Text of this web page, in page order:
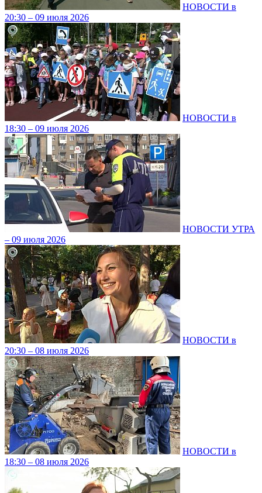
НОВОСТИ в
20:30 – 09 июля 2026
НОВОСТИ в
18:30 – 09 июля 2026
НОВОСТИ УТРА
– 09 июля 2026
НОВОСТИ в
20:30 – 08 июля 2026
НОВОСТИ в
18:30 – 08 июля 2026